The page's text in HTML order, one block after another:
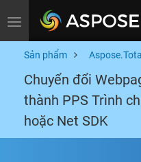
Toggle navigation
Sản phẩm Aspose.Total
Chuyển đổi
thành PPS Trình
hoặc Net SDK